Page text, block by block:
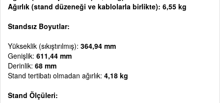
Ağırlık (stand düzeneği ve kablolarla birlikte): 6,55 kg
Standsız Boyutlar:
Yükseklik (sıkıştırılmış): 364,94 mm
Genişlik: 611,44 mm
Derinlik: 68 mm
Stand tertibatı olmadan ağırlık: 4,18 kg
Stand Ölçüleri: